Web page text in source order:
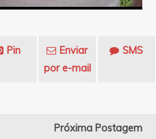
Pin
Enviar
por e-mail
SMS
Próxima Postagem